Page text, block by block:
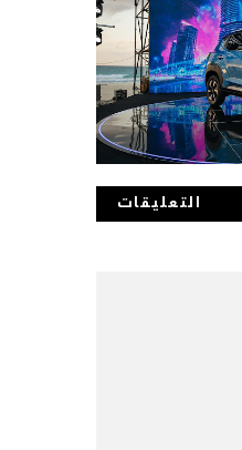
التعليقات